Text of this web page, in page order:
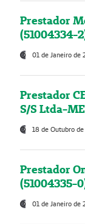
Prestador
(51004334-
01 de Janeiro de
Prestador
S/S Ltda-
18 de Outubro
Prestador
(51004335-
01 de Janeiro de